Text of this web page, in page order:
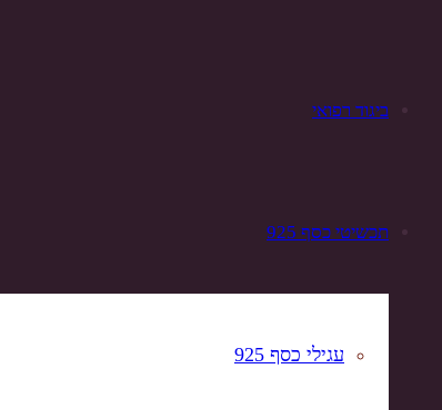
ביגוד רפואי
תכשיטי כסף 925
עגילי כסף 925